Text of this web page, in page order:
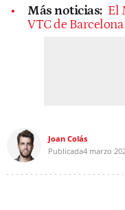
Más noticias: El
VTC de Barcelona
Joan Colás
Publicada4 marzo